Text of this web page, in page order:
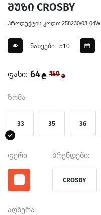
შუზი CROSBY
პროდუქტის კოდი: 258230/03-04W
ნახვები : 510
ფასი: 64₾ 159 ₾
ზომა
33 35 36
ფერი ბრენდები:
CROSBY
აღწერა: